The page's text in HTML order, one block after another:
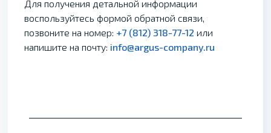
Для получения детальной информации
воспользуйтесь формой обратной связи,
позвоните на номер: +7 (812) 318-77-12 или
напишите на почту: info@argus-company.ru